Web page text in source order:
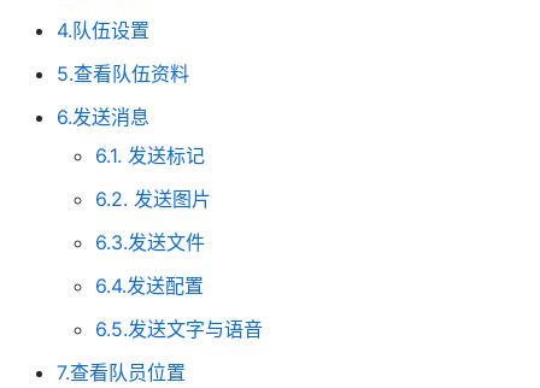
4.队伍设置
5.查看队伍资料
6.发送消息
6.1. 发送标记
6.2. 发送图片
6.3.发送文件
6.4.发送配置
6.5.发送文字与语音
7.查看队员位置